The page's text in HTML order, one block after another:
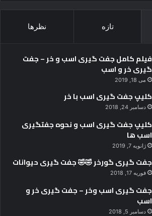
تازه نظرها
فیلم کامل جفت گیری اسب و خر – جفت
گیری خر و اسب
می 18, 2019
کلیپ جفت گیری اسب با خر
دسامبر 24, 2018
کلیپ جفت گیری اسب و نحوه جفتگیری
اسب ها
ژانویه 7, 2019
جفت گیری گورخر 🤣🤣 جفت گیری حیوانات
فوریه 17, 2018
جفت گیری اسب وخر – جفت گیری خر و
اسب
دسامبر 5, 2018